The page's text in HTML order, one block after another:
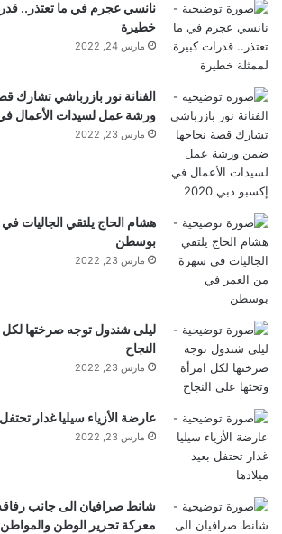
اختبار على الجسم
اختبر المطورون الأداة ليس فقط على
ولكن أيضًا على الديدان المستديرة
يعتبر منذ فترة طويلة نموذجًا موثوقًا به
تحدث أثناء نمو الكائن الحي. بالنسبة
على أن التكنولوجيا مناسبة ليس
المختبر”.
تصميم المستشعر معياري. ويمكن ربط
أخرى بها، على سبيل المثال، لرسم
المتضررة في الجينوم أو تتبع البروتينات
منها. ويمكن للباحثين أيضًا نقل
النواة لفهم كيفية تأثير الموضع على جودة
نانسي عجرم في ما تعتذر..
خطيرة
مارس 24, 2022
الفنانة نور بازرباشي تشارك
ورشة عمل لسيدات الأعمال في
مارس 23, 2022
هشام الحاج يلتقي الجاليات
بوسطن
مارس 23, 2022
ليلى شندول توجه صرختها لكل
النجاح
مارس 23, 2022
عارضة الأزياء سيليا غدار تحتفل
مارس 23, 2022
شانط صرافيان الى جانب
معركة تحرير الوطن والمواطن